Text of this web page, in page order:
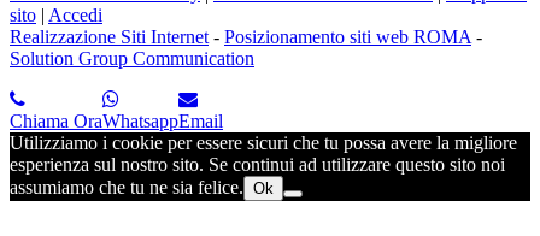
sito | Accedi
Realizzazione Siti Internet - Posizionamento siti web ROMA -
Solution Group Communication
Chiama OraWhatsappEmail
Utilizziamo i cookie per essere sicuri che tu possa avere la migliore
esperienza sul nostro sito. Se continui ad utilizzare questo sito noi
assumiamo che tu ne sia felice. Ok